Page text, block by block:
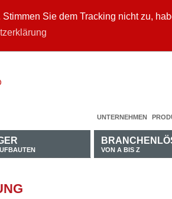
Sie dem Tracking nicht zu,
UNTERNEHMEN
VON A BIS Z